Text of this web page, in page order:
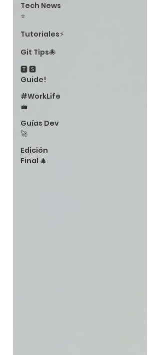
Tech News
⭐
Tutoriales⚡
Git Tips🐙
🆃 🆂
Guide!
#WorkLife
💼
Guías Dev
🚀
Edición
Final 🎄